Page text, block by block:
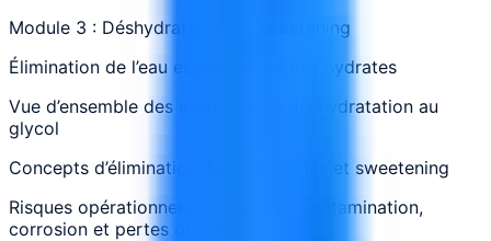
Module 3 : Déshydratation et sweetening
Élimination de l’eau et prévention des hydrates
Vue d’ensemble des systèmes de déshydratation au
glycol
Concepts d’élimination des gaz acides et sweetening
Risques opérationnels : moussage, contamination,
corrosion et pertes de solvant